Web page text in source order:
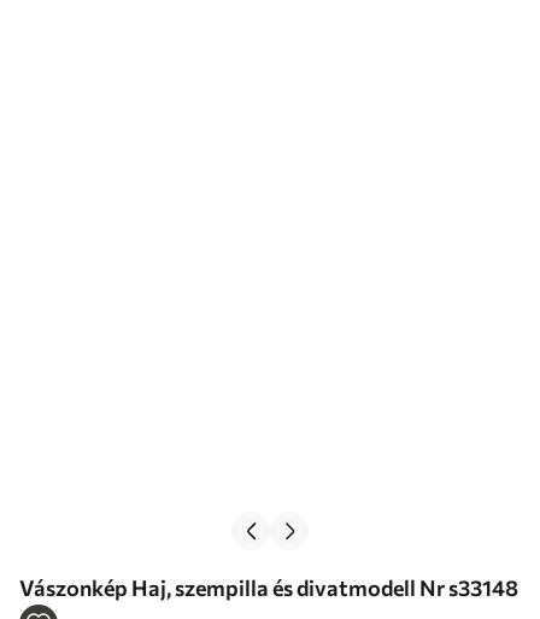
Vászonkép Haj, szempilla és divatmodell Nr s33148